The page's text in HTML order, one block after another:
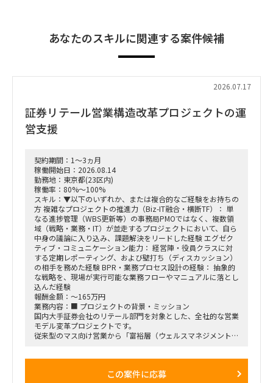
あなたのスキルに関連する案件候補
2026.07.17
証券リテール営業構造改革プロジェクトの運
営支援
契約期間：1～3ヵ月
稼働開始日：2026.08.14
勤務地：東京都(23区内)
稼働率：80%～100%
スキル：▼以下のいずれか、または複合的なご経験をお持ちの
方 複雑なプロジェクトの推進力（Biz-IT融合・横断TF）： 単
なる進捗管理（WBS更新等）の事務局PMOではなく、複数領
域（戦略・業務・IT）が並走するプロジェクトにおいて、自ら
中身の議論に入り込み、課題解決をリードした経験 エグゼク
ティブ・コミュニケーション能力： 経営陣・役員クラスに対
する定期レポーティング、および壁打ち（ディスカッション）
の相手を務めた経験 BPR・業務プロセス設計の経験： 抽象的
な戦略を、現場が実行可能な業務フローやマニュアルに落とし
込んだ経験
報酬金額：～165万円
業務内容：■ プロジェクトの背景・ミッション
国内大手証券会社のリテール部門を対象とした、全社的な営業
モデル変革プロジェクトです。
従来型のマス向け営業から「富裕層（ウェルスマネジメント）
戦略ファームが描いた絵に留まらず、組織再編、営業プロセス
この案件に応募